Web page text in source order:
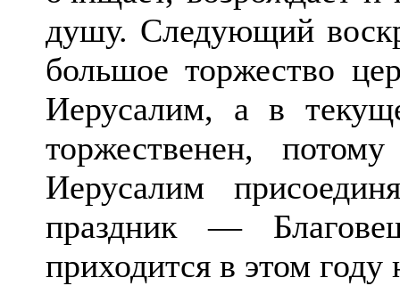
душу. Следующий
большое торжество
Иерусалим, а в
торжественен,
Иерусалим
праздник —
приходится в этом